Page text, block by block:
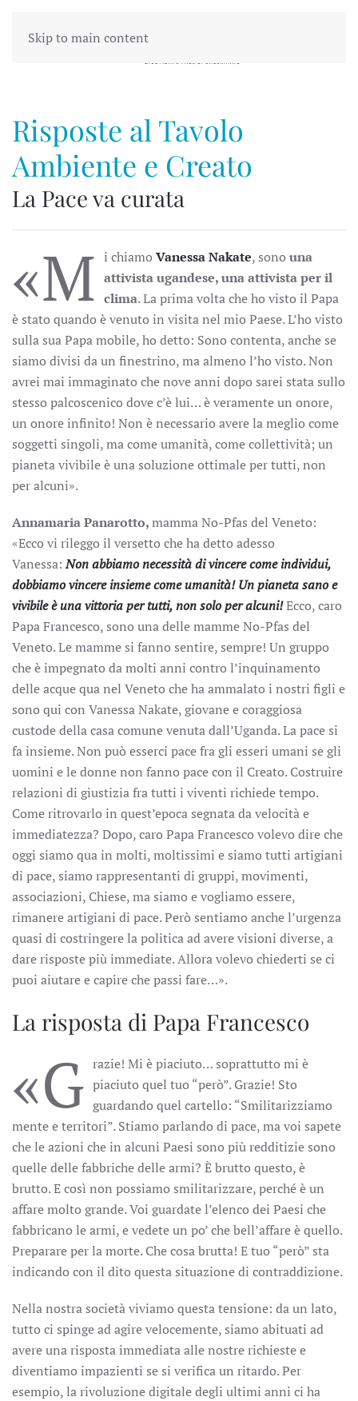
Skip to main content
Risposte al Tavolo
Ambiente e Creato
La Pace va curata
«M i chiamo Vanessa Nakate, sono una
attivista ugandese, una attivista per il
clima. La prima volta che ho visto il Papa
è stato quando è venuto in visita nel mio Paese. L’ho visto
sulla sua Papa mobile, ho detto: Sono contenta, anche se
siamo divisi da un finestrino, ma almeno l’ho visto. Non
avrei mai immaginato che nove anni dopo sarei stata sullo
stesso palcoscenico dove c’è lui… è veramente un onore,
un onore infinito! Non è necessario avere la meglio come
soggetti singoli, ma come umanità, come collettività; un
pianeta vivibile è una soluzione ottimale per tutti, non
per alcuni».
Annamaria Panarotto,mamma No-Pfas del Veneto:
«Ecco vi rileggo il versetto che ha detto adesso
Vanessa: Non abbiamo necessità di vincere come individui,
dobbiamo vincere insieme come umanità! Un pianeta sano e
vivibile è una vittoria per tutti, non solo per alcuni!Ecco, caro
Papa Francesco, sono una delle mamme No-Pfas del
Veneto. Le mamme si fanno sentire, sempre! Un gruppo
che è impegnato da molti anni contro l’inquinamento
delle acque qua nel Veneto che ha ammalato i nostri figli e
sono qui con Vanessa Nakate, giovane e coraggiosa
custode della casa comune venuta dall’Uganda. La pace si
fa insieme. Non può esserci pace fra gli esseri umani se gli
uomini e le donne non fanno pace con il Creato. Costruire
relazioni di giustizia fra tutti i viventi richiede tempo.
Come ritrovarlo in quest’epoca segnata da velocità e
immediatezza? Dopo, caro Papa Francesco volevo dire che
oggi siamo qua in molti, moltissimi e siamo tutti artigiani
di pace, siamo rappresentanti di gruppi, movimenti,
associazioni, Chiese, ma siamo e vogliamo essere,
rimanere artigiani di pace. Però sentiamo anche l’urgenza
quasi di costringere la politica ad avere visioni diverse, a
dare risposte più immediate. Allora volevo chiederti se ci
puoi aiutare e capire che passi fare…».
La risposta di Papa Francesco
«G razie! Mi è piaciuto… soprattutto mi è
piaciuto quel tuo “però”. Grazie! Sto
guardando quel cartello: “Smilitarizziamo
mente e territori”. Stiamo parlando di pace, ma voi sapete
che le azioni che in alcuni Paesi sono più redditizie sono
quelle delle fabbriche delle armi? È brutto questo, è
brutto. E così non possiamo smilitarizzare, perché è un
affare molto grande. Voi guardate l’elenco dei Paesi che
fabbricano le armi, e vedete un po’ che bell’affare è quello.
Preparare per la morte. Che cosa brutta! E tuo “però” sta
indicando con il dito questa situazione di contraddizione.
Nella nostra società viviamo questa tensione: da un lato,
tutto ci spinge ad agire velocemente, siamo abituati ad
avere una risposta immediata alle nostre richieste e
diventiamo impazienti se si verifica un ritardo. Per
esempio, la rivoluzione digitale degli ultimi anni ci ha